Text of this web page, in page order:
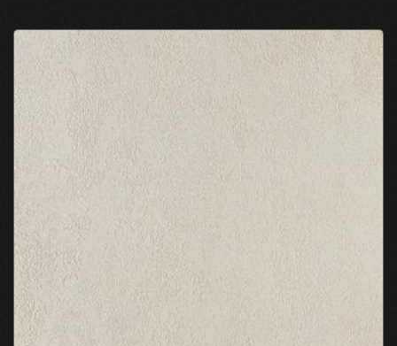
مجموعه ما به شما این فرصت را می دهد که برخی از
الگوهای خاص و منحصر به فرد، رنگ های ویژه، طرح
های پتینه و برجسته و دکوراسیونی منحصر به فرد را
ایجاد کند تا نه تنها یک بعد شیک جدید به منزل خود
اضافه کنید، بلکه عنصری از بیان فردی را نیز بیفزایید.